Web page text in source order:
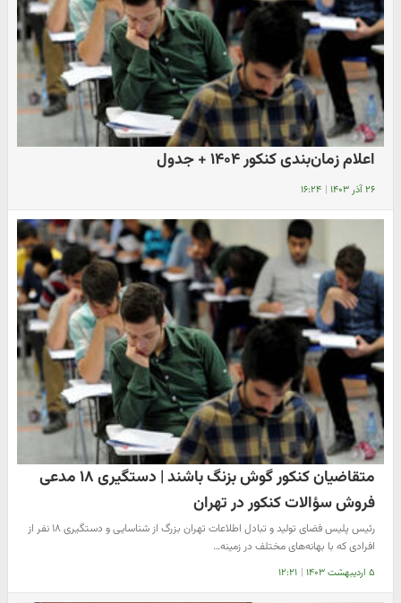
اعلام زمان‌بندی کنکور ۱۴۰۴ + جدول
۲۶ آذر ۱۴۰۳ | ۱۶:۲۴
متقاضیان کنکور گوش بزنگ باشند | دستگیری ۱۸ مدعی
فروش سؤالات کنکور در تهران
رئیس پلیس فضای تولید و تبادل اطلاعات تهران بزرگ از شناسایی و دستگیری ۱۸ نفر از
افرادی که با بهانه‌های مختلف در زمینه…
۵ اردیبهشت ۱۴۰۳ | ۱۲:۲۱